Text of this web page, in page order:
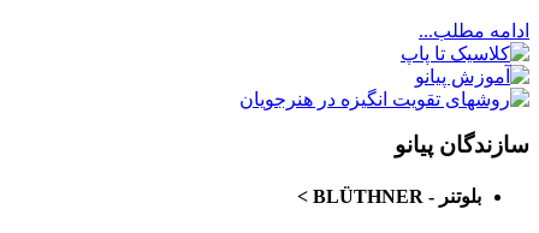
ادامه مطلب...
سازندگان پیانو
بلوتنر - BLÜTHNER >